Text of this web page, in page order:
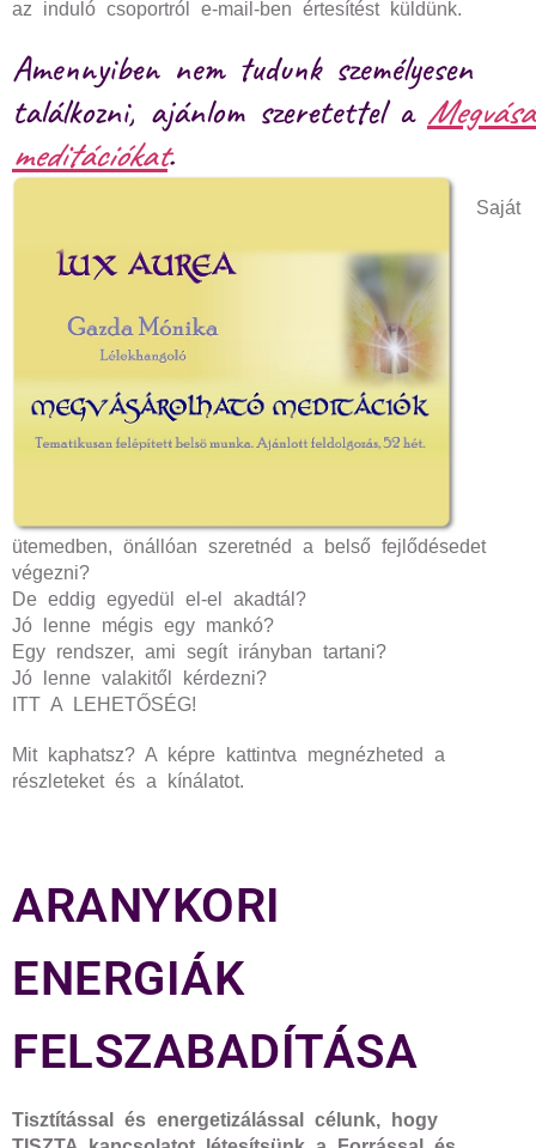
az induló csoportról e-mail-ben értesítést küldünk.
Amennyiben nem tudunk személyesen
találkozni, ajánlom szeretettel a
meditációkat.
Saját
ütemedben, önállóan szeretnéd a belső fejlődésedet
végezni?
De eddig egyedül el-el akadtál?
Jó lenne mégis egy mankó?
Egy rendszer, ami segít irányban tartani?
Jó lenne valakitől kérdezni?
ITT A LEHETŐSÉG!
Mit kaphatsz? A képre kattintva megnézheted a
részleteket és a kínálatot.
ARANYKORI
ENERGIÁK
FELSZABADÍTÁSA
Tisztítással és energetizálással célunk, hogy